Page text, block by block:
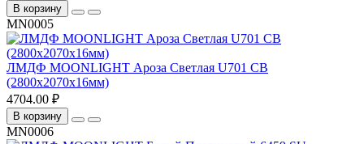
В корзину
MN0005
ЛМДФ MOONLIGHT Ароза Светлая U701 CB
(2800х2070х16мм)
4704.00 ₽
В корзину
MN0006